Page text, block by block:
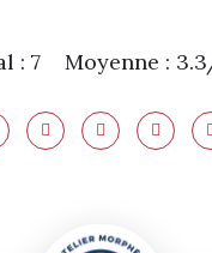
: 7 Moyenne :